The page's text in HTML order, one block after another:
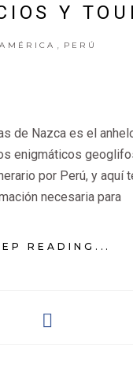
Y
AMÉRICA PERÚ
de Nazca es el
enigmáticos
por Perú, y aquí
necesaria para
READING...